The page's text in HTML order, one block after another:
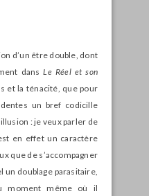
d’un être double, dont
dansLe Réel et son
et la ténacité, que pour
un bref codicille
: je veux parler de
en effet un caractère
que de s’accompagner
doublage parasitaire,
moment même où il